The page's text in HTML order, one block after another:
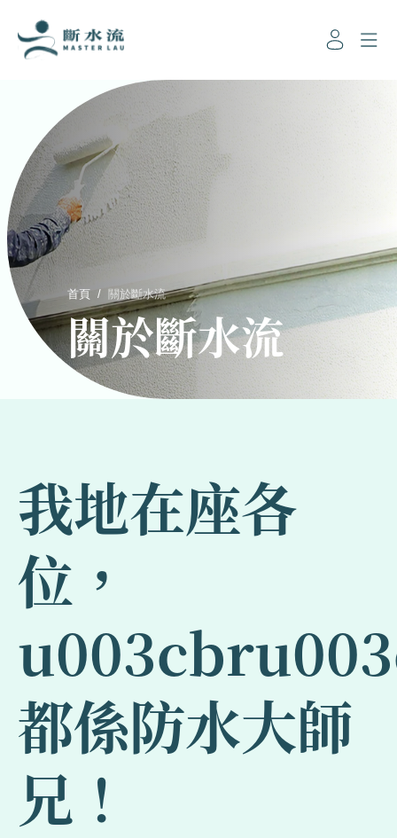
首頁 / 關於斷水流
關於斷水流
我地在座各
位，
都係防水大師
兄！